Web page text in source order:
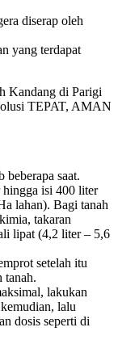
diserap oleh
yang terdapat
saat.
isi 400 liter
lahan). Bagi tanah
takaran
lipat (4,2 liter – 5,6
setelah itu
tanah.
lakukan
lalu
dosis seperti di